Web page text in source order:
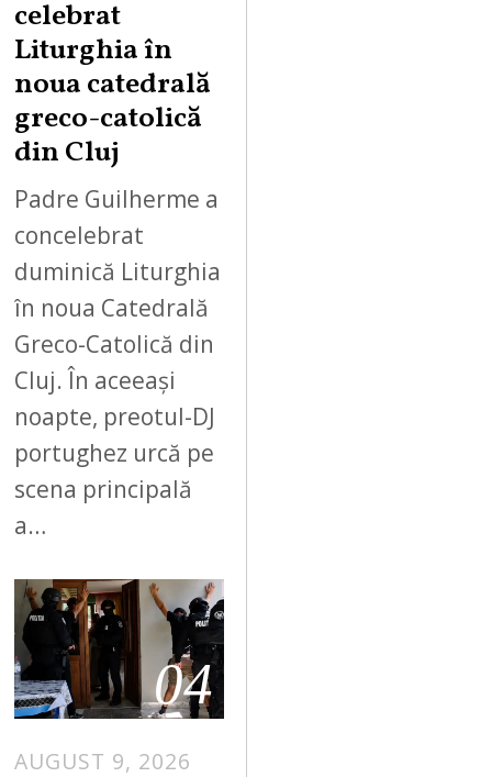
celebrat
Liturghia în
noua catedrală
greco-catolică
din Cluj
Padre Guilherme a
concelebrat
duminică Liturghia
în noua Catedrală
Greco-Catolică din
Cluj. În aceeași
noapte, preotul-DJ
portughez urcă pe
scena principală
a…
04
AUGUST 9, 2026